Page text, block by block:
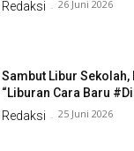
Redaksi - 26 Juni 2026
Sambut Libur
“Liburan Cara Baru
Redaksi - 25 Juni 2026